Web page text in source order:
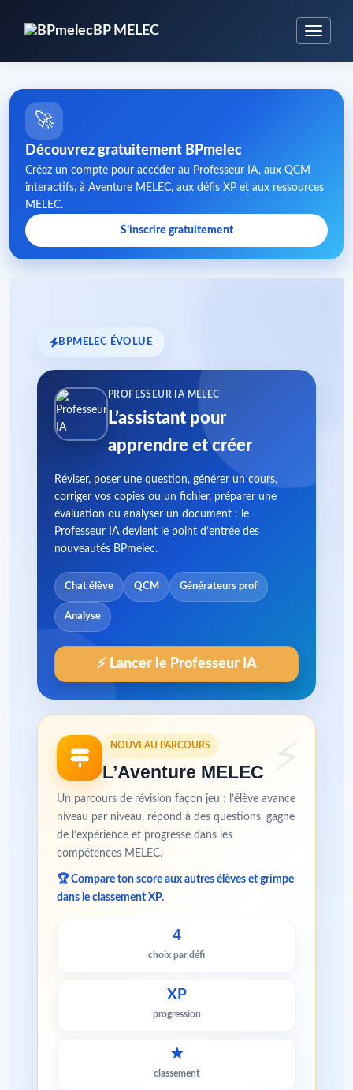
BP MELEC
🚀
Découvrez gratuitement BPmelec
Créez un compte pour accéder au Professeur IA, aux QCM
interactifs, à Aventure MELEC, aux défis XP et aux ressources
MELEC.
S’inscrire gratuitement
BPMELEC ÉVOLUE
PROFESSEUR IA MELEC
L’assistant pour
apprendre et créer
Réviser, poser une question, générer un cours,
corriger vos copies ou un fichier, préparer une
évaluation ou analyser un document : le
Professeur IA devient le point d’entrée des
nouveautés BPmelec.
Chat élève QCM Générateurs prof
Analyse
⚡ Lancer le Professeur IA
NOUVEAU PARCOURS
L’Aventure MELEC
Un parcours de révision façon jeu : l’élève avance
niveau par niveau, répond à des questions, gagne
de l’expérience et progresse dans les
compétences MELEC.
🏆 Compare ton score aux autres élèves et grimpe
dans le classement XP.
4
choix par défi
XP
progression
★
classement